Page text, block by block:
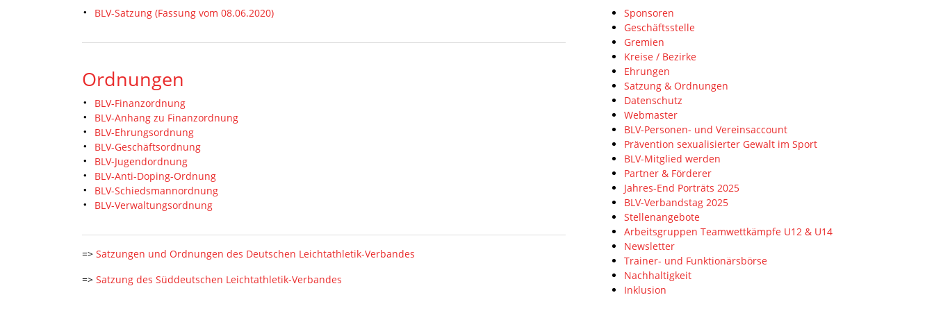
BLV-Satzung (Fassung vom 08.06.2020)
Ordnungen
BLV-Finanzordnung
BLV-Anhang zu Finanzordnung
BLV-Ehrungsordnung
BLV-Geschäftsordnung
BLV-Jugendordnung
BLV-Anti-Doping-Ordnung
BLV-Schiedsmannordnung
BLV-Verwaltungsordnung
=> Satzungen und Ordnungen des Deutschen Leichtathletik-Verbandes
=> Satzung des Süddeutschen Leichtathletik-Verbandes
Sponsoren
Geschäftsstelle
Gremien
Kreise / Bezirke
Ehrungen
Satzung & Ordnungen
Datenschutz
Webmaster
BLV-Personen- und Vereinsaccount
Prävention sexualisierter Gewalt im Sport
BLV-Mitglied werden
Partner & Förderer
Jahres-End Porträts 2025
BLV-Verbandstag 2025
Stellenangebote
Arbeitsgruppen Teamwettkämpfe U12 & U14
Newsletter
Trainer- und Funktionärsbörse
Nachhaltigkeit
Inklusion